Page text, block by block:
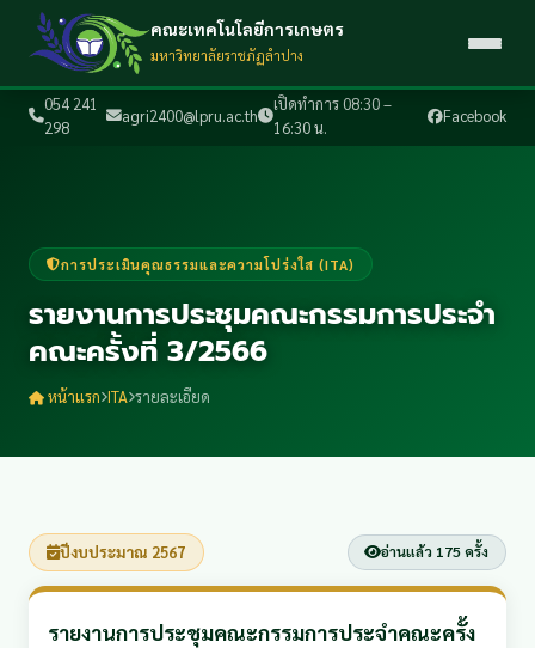
054 241
298
agri2400@lpru.ac.th
เปิดทำการ 08:30 –
16:30 น.
Facebook
คณะเทคโนโลยีการเกษตร
มหาวิทยาลัยราชภัฏลำปาง
การประเมินคุณธรรมและความโปร่งใส (ITA)
รายงานการประชุมคณะกรรมการประจำ
คณะครั้งที่ 3/2566
หน้าแรก ITA รายละเอียด
ปีงบประมาณ 2567 อ่านแล้ว 175 ครั้ง
รายงานการประชุมคณะกรรมการประจำคณะครั้ง